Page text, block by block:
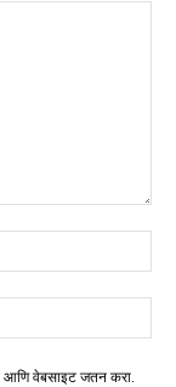
आणि वेबसाइट जतन करा.